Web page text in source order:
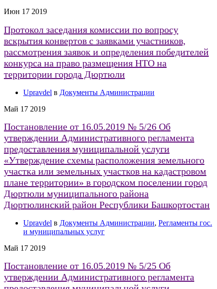
Июн 17 2019
Протокол заседания комиссии по вопросу
вскрытия конвертов с заявками участников,
рассмотрения заявок и определения победителей
конкурса на право размещения НТО на
территории города Дюртюли
Upravdel в Документы Администрации
Май 17 2019
Постановление от 16.05.2019 № 5/26 Об
утверждении Административного регламента
предоставления муниципальной услуги
«Утверждение схемы расположения земельного
участка или земельных участков на кадастровом
плане территории» в городском поселении город
Дюртюли муниципального района
Дюртюлинский район Республики Башкортостан
Upravdel в Документы Администрации, Регламенты гос.
и муниципальных услуг
Май 17 2019
Постановление от 16.05.2019 № 5/25 Об
утверждении Административного регламента